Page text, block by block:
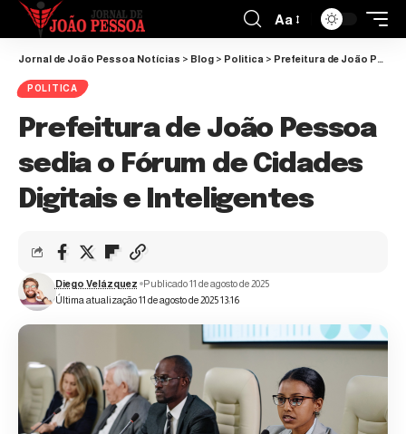
Aa
Jornal de João Pessoa Notícias > Blog > Politica > Prefeitura de João Pessoa sedia o Fórum de Cidades Digitais e Inteligentes
POLITICA
Prefeitura de João Pessoa
sedia o Fórum de Cidades
Digitais e Inteligentes
Última atualização 11 de agosto de 2025 13:16
Diego Velázquez Publicado 11 de agosto de 2025